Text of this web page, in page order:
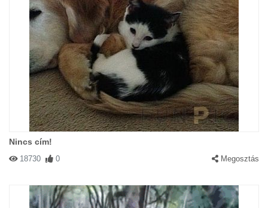
Nincs cím!
18730 0 Megosztás